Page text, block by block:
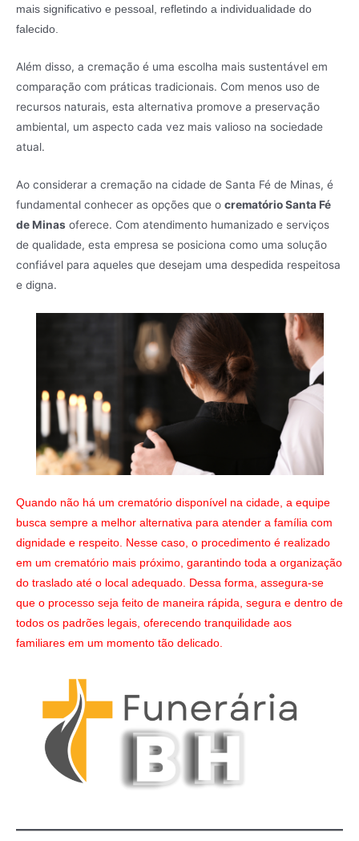
mais significativo e pessoal, refletindo a individualidade do
falecido.
Além disso, a cremação é uma escolha mais sustentável em
comparação com práticas tradicionais. Com menos uso de
recursos naturais, esta alternativa promove a preservação
ambiental, um aspecto cada vez mais valioso na sociedade
atual.
Ao considerar a cremação na cidade de Santa Fé de Minas, é
fundamental conhecer as opções que o crematório Santa Fé
de Minas oferece. Com atendimento humanizado e serviços
de qualidade, esta empresa se posiciona como uma solução
confiável para aqueles que desejam uma despedida respeitosa
e digna.
Quando não há um crematório disponível na cidade, a equipe
busca sempre a melhor alternativa para atender a família com
dignidade e respeito. Nesse caso, o procedimento é realizado
em um crematório mais próximo, garantindo toda a organização
do traslado até o local adequado. Dessa forma, assegura-se
que o processo seja feito de maneira rápida, segura e dentro de
todos os padrões legais, oferecendo tranquilidade aos
familiares em um momento tão delicado.